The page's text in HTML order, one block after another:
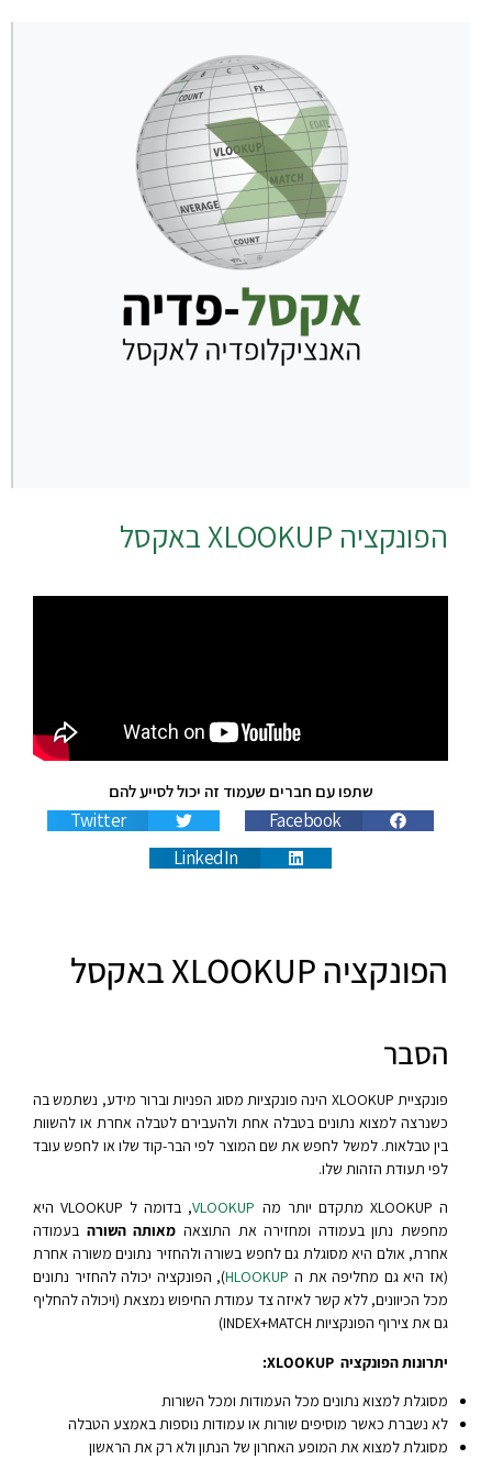
הפונקציה XLOOKUPבאקסל
שתפו עם חברים שעמוד זה יכול לסייע להם
Facebook
Twitter
LinkedIn
הפונקציה XLOOKUP באקסל
הסבר
פונקציית XLOOKUP הינה פונקציות מסוג הפניות וברור מידע, נשתמש בה
כשנרצה למצוא נתונים בטבלה אחת ולהעבירם לטבלה אחרת או להשוות
בין טבלאות. למשל לחפש את שם המוצר לפי הבר-קוד שלו או לחפש עובד
לפי תעודת הזהות שלו.
ה XLOOKUP מתקדם יותר מה
VLOOKUP
, בדומה ל VLOOKUP היא
מחפשת נתון בעמודה ומחזירה את התוצאה מאותה השורה בעמודה
אחרת, אולם היא מסוגלת גם לחפש בשורה ולהחזיר נתונים משורה אחרת
(אז היא גם מחליפה את ה HLOOKUP), הפונקציה יכולה להחזיר נתונים
מכל הכיוונים, ללא קשר לאיזה צד עמודת החיפוש נמצאת (ויכולה להחליף
גם את צירוף הפונקציות INDEX+MATCH)
יתרונות הפונקציה XLOOKUP:
מסוגלת למצוא נתונים מכל העמודות ומכל השורות
לא נשברת כאשר מוסיפים שורות או עמודות נוספות באמצע הטבלה
מסוגלת למצוא את המופע האחרון של הנתון ולא רק את הראשון